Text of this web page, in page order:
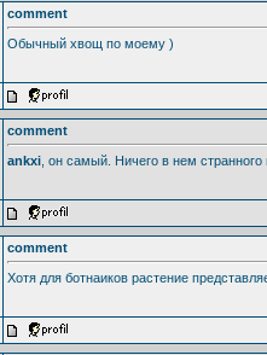
comment
Обычный хвощ по моему )
comment
ankxi , он самый. Ничего в нем странного
comment
Хотя для ботнаиков растение